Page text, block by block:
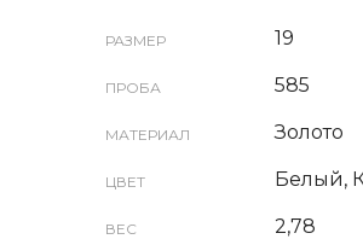
РАЗМЕР 19
ПРОБА 585
МАТЕРИАЛ Золото
ЦВЕТ Белый,
ВЕС 2,78